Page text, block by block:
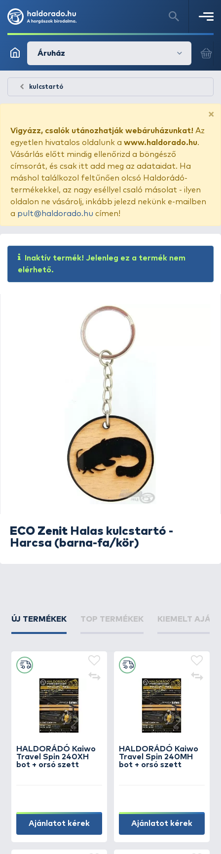
Áruház
kulcstartó
×
Vigyázz, csalók utánozhatják webáruházunkat! Az
egyetlen hivatalos oldalunk a www.haldorado.hu.
Vásárlás előtt mindig ellenőrizd a böngésző
címsorát, és csak itt add meg az adataidat. Ha
máshol találkozol feltűnően olcsó Haldorádó-
termékekkel, az nagy eséllyel csaló másolat - ilyen
oldalon ne vásárolj, inkább jelezd nekünk e-mailben
a pult@haldorado.hu címen!
Inaktív termék! Jelenleg ez a termék nem
elérhető.
ECO Zenit Halas kulcstartó -
Harcsa (barna-fa/kör)
ÚJ TERMÉKEK TOP TERMÉKEK KIEMELT
HALDORÁDÓ Kaiwo
Travel Spin 240XH
bot + orsó szett
Ajánlatot kérek
HALDORÁDÓ Kaiwo
Travel Spin 240MH
bot + orsó szett
Ajánlatot kérek